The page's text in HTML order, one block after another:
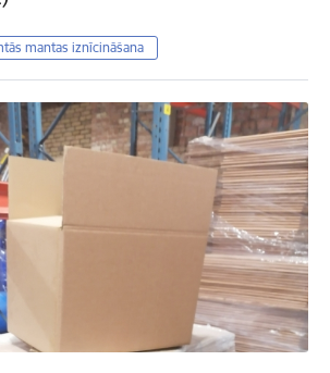
mantas iznīcināšana